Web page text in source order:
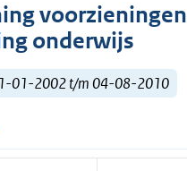
voorzieningen
onderwijs
01-2002 t/m 04-08-2010